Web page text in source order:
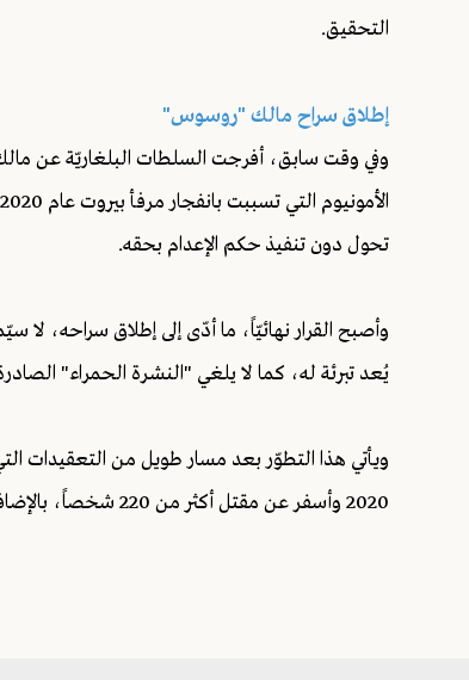
التحقيق.
إطلاق سراح مالك "روسوس"
وفي وقت سابق، أفرجت السلطات البلغاريّة عن
تحول دون تنفيذ حكم الإعدام بحقه.
وأصبح القرار نهائيّاً، ما أدّى إلى إطلاق سراحه،
يُعد تبرئة له، كما لا يلغي "النشرة الحمراء"
2020 وأسفر عن مقتل أكثر من 220 شخصاً، بالإضافة إلى آلاف الجرحى ودمار واسع في بيروت.